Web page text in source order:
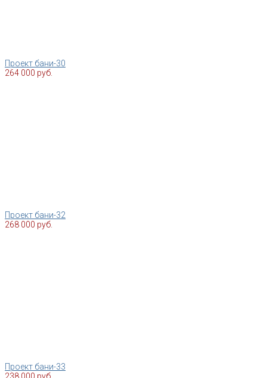
Проект бани-30
264 000 руб.
Проект бани-32
268 000 руб.
Проект бани-33
238 000 руб.